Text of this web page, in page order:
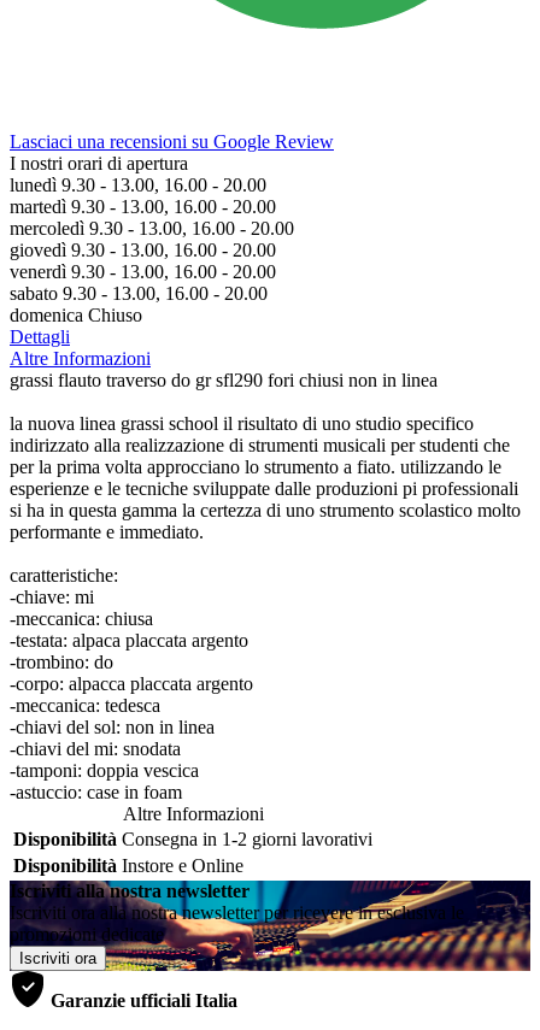
Lasciaci una recensioni su Google Review
I nostri orari di apertura
lunedì 9.30 - 13.00, 16.00 - 20.00
martedì 9.30 - 13.00, 16.00 - 20.00
mercoledì 9.30 - 13.00, 16.00 - 20.00
giovedì 9.30 - 13.00, 16.00 - 20.00
venerdì 9.30 - 13.00, 16.00 - 20.00
sabato 9.30 - 13.00, 16.00 - 20.00
domenica Chiuso
Dettagli
Altre Informazioni
grassi flauto traverso do gr sfl290 fori chiusi non in linea
la nuova linea grassi school il risultato di uno studio specifico
indirizzato alla realizzazione di strumenti musicali per studenti che
per la prima volta approcciano lo strumento a fiato. utilizzando le
esperienze e le tecniche sviluppate dalle produzioni pi professionali
si ha in questa gamma la certezza di uno strumento scolastico molto
performante e immediato.
caratteristiche:
-chiave: mi
-meccanica: chiusa
-testata: alpaca placcata argento
-trombino: do
-corpo: alpacca placcata argento
-meccanica: tedesca
-chiavi del sol: non in linea
-chiavi del mi: snodata
-tamponi: doppia vescica
-astuccio: case in foam
Altre Informazioni
Disponibilità Consegna in 1-2 giorni lavorativi
Disponibilità Instore e Online
Iscriviti alla nostra newsletter
Iscriviti ora alla nostra newsletter per ricevere in esclusiva le
promozioni dedicate
Iscriviti ora
Garanzie ufficiali Italia